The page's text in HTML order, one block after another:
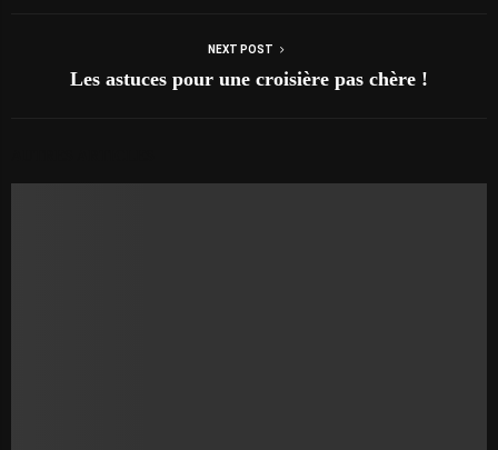
NEXT POST
Les astuces pour une croisière pas chère !